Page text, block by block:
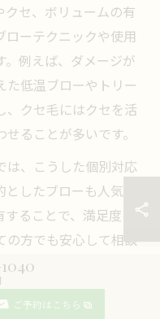
クセ、ボリュームの有
ーテクニックや使用
。例えば、ダメージが
た低温ブローやトリー
、クセ毛にはクセを活
ることが多いです。
は、こうした個別対応
したブローも人気で
ることで、満足度の
の方でも安心して相談
ブローを実現
ご予約はこちら